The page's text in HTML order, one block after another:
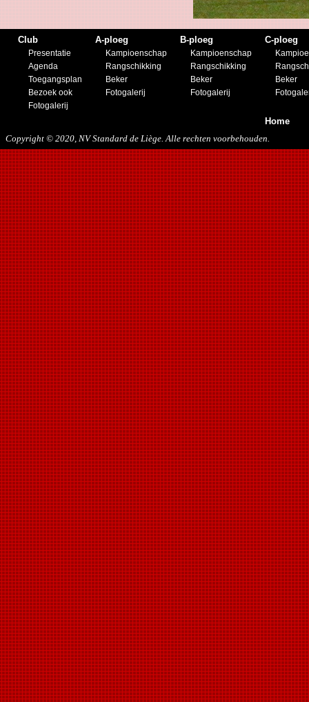
Club
Presentatie
Agenda
Toegangsplan
Bezoek ook
Fotogalerij
A-ploeg
Kampioenschap
Rangschikking
Beker
Fotogalerij
B-ploeg
Kampioenschap
Rangschikking
Beker
Fotogalerij
C-ploeg
Beker
Home
Copyright © 2020, NV Standard de Liège. Alle rechten voorbehouden.